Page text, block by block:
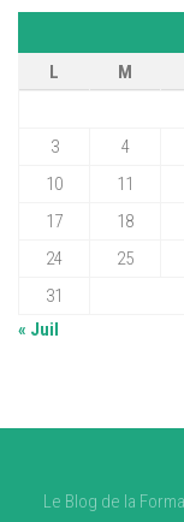
L
M
3
4
10
11
17
18
24
25
31
« Juil
Le Blog de la